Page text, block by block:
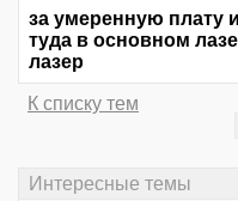
за умеренную плату
туда в основном
лазер
К списку тем
Интересные темы